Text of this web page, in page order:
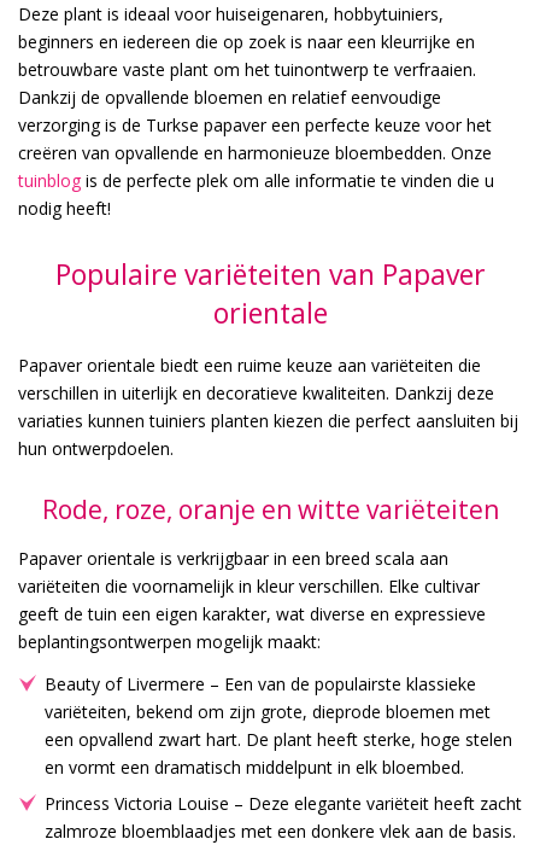
Deze plant is ideaal voor huiseigenaren, hobbytuiniers,
beginners en iedereen die op zoek is naar een kleurrijke en
betrouwbare vaste plant om het tuinontwerp te verfraaien.
Dankzij de opvallende bloemen en relatief eenvoudige
verzorging is de Turkse papaver een perfecte keuze voor het
creëren van opvallende en harmonieuze bloembedden. Onze
tuinblog is de perfecte plek om alle informatie te vinden die u
nodig heeft!
Populaire variëteiten van Papaver
orientale
Papaver orientale biedt een ruime keuze aan variëteiten die
verschillen in uiterlijk en decoratieve kwaliteiten. Dankzij deze
variaties kunnen tuiniers planten kiezen die perfect aansluiten bij
hun ontwerpdoelen.
Rode, roze, oranje en witte variëteiten
Papaver orientale is verkrijgbaar in een breed scala aan
variëteiten die voornamelijk in kleur verschillen. Elke cultivar
geeft de tuin een eigen karakter, wat diverse en expressieve
beplantingsontwerpen mogelijk maakt:
Beauty of Livermere – Een van de populairste klassieke
variëteiten, bekend om zijn grote, dieprode bloemen met
een opvallend zwart hart. De plant heeft sterke, hoge stelen
en vormt een dramatisch middelpunt in elk bloembed.
Princess Victoria Louise – Deze elegante variëteit heeft zacht
zalmroze bloemblaadjes met een donkere vlek aan de basis.